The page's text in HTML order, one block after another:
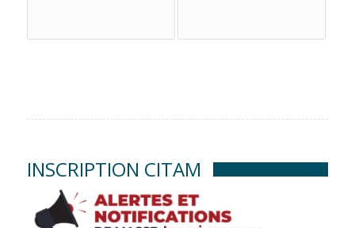
INSCRIPTION CITAM